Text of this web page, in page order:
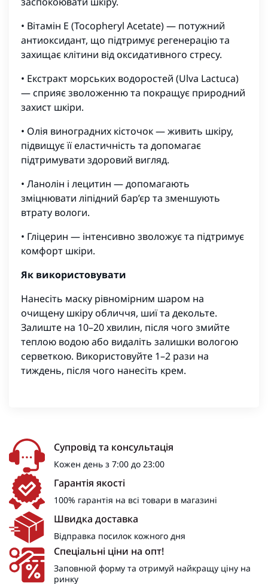
• Вітамін E (Tocopheryl Acetate) — потужний
антиоксидант, що підтримує регенерацію та
захищає клітини від оксидативного стресу.
• Екстракт морських водоростей (Ulva Lactuca)
— сприяє зволоженню та покращує природний
захист шкіри.
• Олія виноградних кісточок — живить шкіру,
підвищує її еластичність та допомагає
підтримувати здоровий вигляд.
• Ланолін і лецитин — допомагають
зміцнювати ліпідний бар’єр та зменшують
втрату вологи.
• Гліцерин — інтенсивно зволожує та підтримує
комфорт шкіри.
Як використовувати
Нанесіть маску рівномірним шаром на
очищену шкіру обличчя, шиї та декольте.
Залиште на 10–20 хвилин, після чого змийте
теплою водою або видаліть залишки вологою
серветкою. Використовуйте 1–2 рази на
тиждень, після чого нанесіть крем.
Супровід та консультація
Кожен день з 7:00 до 23:00
Гарантія якості
100% гарантія на всі товари в магазині
Швидка доставка
Відправка посилок кожного дня
Спеціальні ціни на опт!
Заповнюй форму та отримуй найкращу ціну на
ринку